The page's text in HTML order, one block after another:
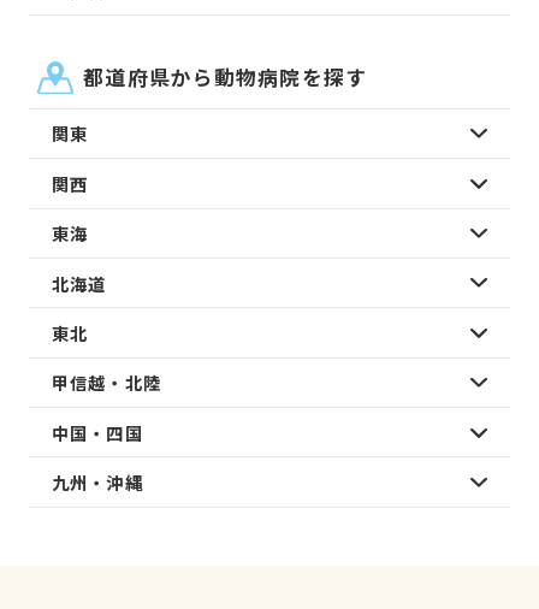
都道府県から動物病院を探す
関東
関西
東海
北海道
東北
甲信越・北陸
中国・四国
九州・沖縄